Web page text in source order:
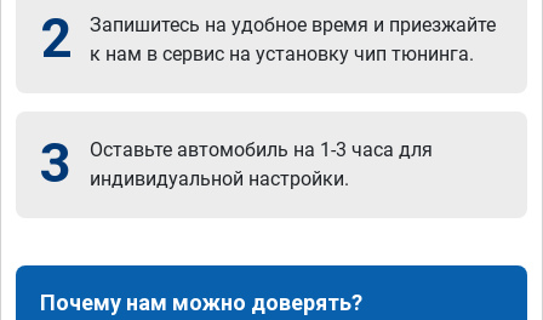
2
Запишитесь на удобное время и приезжайте
к нам в сервис на установку чип тюнинга.
3
Оставьте автомобиль на 1-3 часа для
индивидуальной настройки.
Почему нам можно доверять?